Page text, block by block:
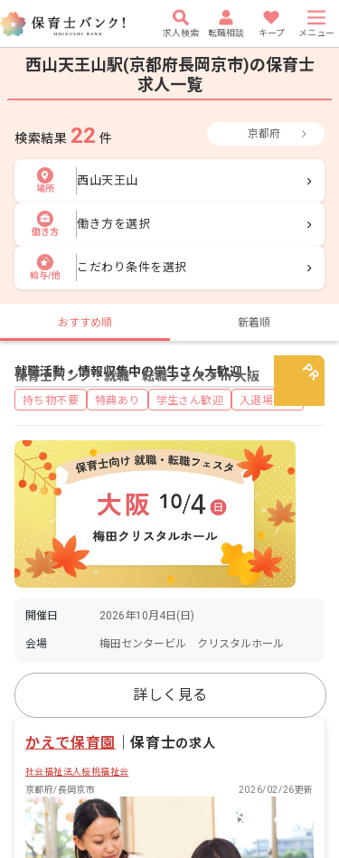
求人検索 転職相談 キープ メニュー
西山天王山駅(京都府長岡京市)の保育士
求人一覧
検索結果 22 件 京都府
場所
西山天王山
働き方
働き方を選択
給与/他
こだわり条件を選択
おすすめ順 新着順
保育士バンク！就職・転職フェスタ in 大阪
就職活動・情報収集中の学生さん大歓迎！
持ち物不要 特典あり 学生さん歓迎 入退場自由
開催日 2026年10月4日(日)
会場 梅田センタービル クリスタルホール
詳しく見る
かえで保育園 ｜保育士の求人
社会福祉法人桜桃福祉会
京都府/長岡京市
2026/02/26更新